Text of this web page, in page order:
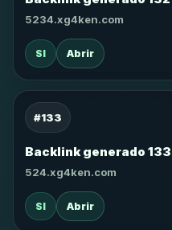
5234.xg4ken.com
SI Abrir
#133
Backlink generado 133
524.xg4ken.com
SI Abrir